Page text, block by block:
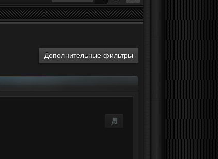
Дополнительные фильтры